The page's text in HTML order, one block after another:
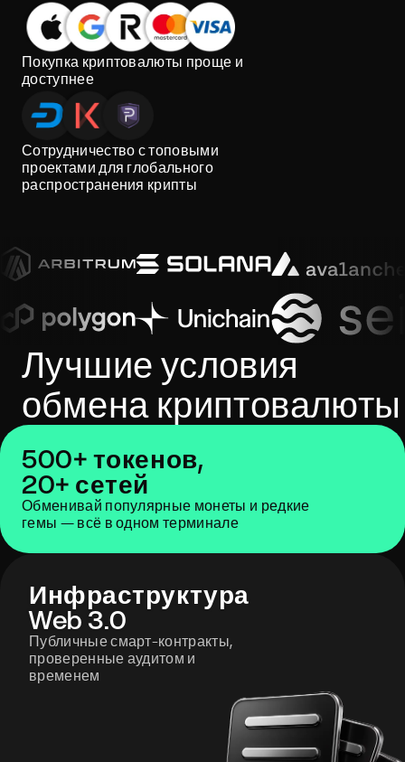
Покупка криптовалюты проще и
доступнее
Сотрудничество с топовыми
проектами для глобального
распространения крипты
Лучшие условия
обмена криптовалюты
500+ токенов,
20+ сетей
Обменивай популярные монеты и редкие
гемы — всё в одном терминале
Инфраструктура
Web 3.0
Публичные смарт-контракты,
проверенные аудитом и
временем